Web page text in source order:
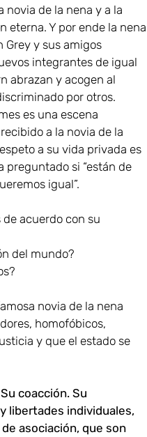
de la nena y a la
eterna. Y por ende la nena
Grey y sus amigos
integrantes de igual
abrazan y acogen al
por otros.
es una escena
a la novia de la
a su vida privada es
preguntado si “están de
igual”.
acuerdo con su
del mundo?
novia de la nena
homofóbicos,
y que el estado se
coacción. Su
libertades individuales,
asociación, que son